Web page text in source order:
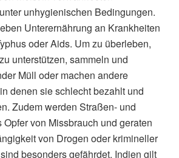
unhygienischen Bedingungen.
Unterernährung an Krankheiten
oder Aids. Um zu überleben,
unterstützen, sammeln und
Müll oder machen andere
denen sie schlecht bezahlt und
Zudem werden Straßen- und
von Missbrauch und geraten
von Drogen oder krimineller
besonders gefährdet, Indien gilt